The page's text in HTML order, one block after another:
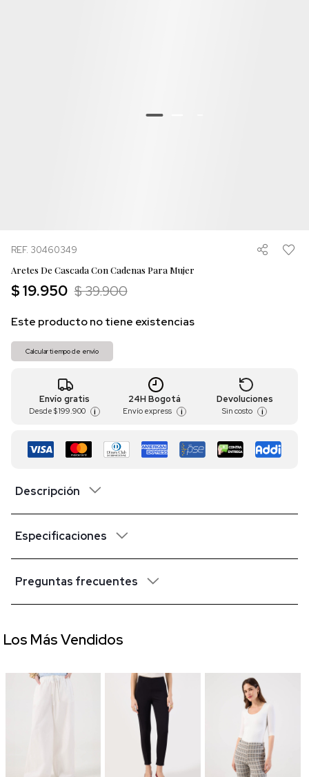
REF. 30460349
Aretes De Cascada Con Cadenas Para Mujer
$ 19.950 $ 39.900
Este producto no tiene existencias
Calcular tiempo de envío
Envío gratis
Desde $ 199.900 i
24H Bogotá
Envío express i
Devoluciones
Sin costo i
Descripción
Especificaciones
Preguntas frecuentes
Los Más Vendidos